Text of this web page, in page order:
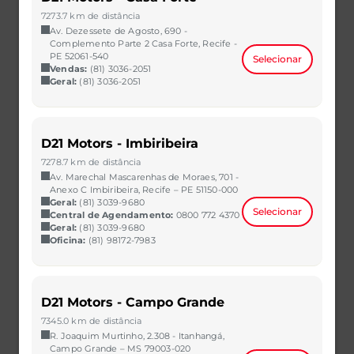
Corporativo
Fale com o Concierge
Política de Privacidade
Canal de Atendimento aos Titulares
Rotulagem Veicular
Redes Sociais
7273.7 km de distância
Av. Dezessete de Agosto, 690 -
Complemento Parte 2 Casa Forte, Recife -
PE 52061-540
Vendas: (81) 3036-2051
Geral: (81) 3036-2051
Selecionar
D21 Motors - Imbiribeira
7278.7 km de distância
Av. Marechal Mascarenhas de Moraes, 701 -
Anexo C Imbiribeira, Recife – PE 51150-000
Geral: (81) 3039-9680
Central de Agendamento: 0800 772 4370
Geral: (81) 3039-9680
Oficina: (81) 98172-7983
Selecionar
D21 Motors - Campo Grande
7345.0 km de distância
R. Joaquim Murtinho, 2.308 - Itanhangá,
Campo Grande – MS 79003-020